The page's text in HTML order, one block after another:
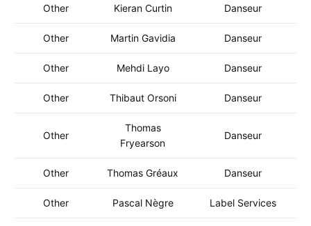
Other Kieran Curtin Danseur
Other Martin Gavidia Danseur
Other Mehdi Layo Danseur
Other Thibaut Orsoni Danseur
Other
Thomas
Fryearson
Danseur
Other Thomas Gréaux Danseur
Other Pascal Nègre Label Services